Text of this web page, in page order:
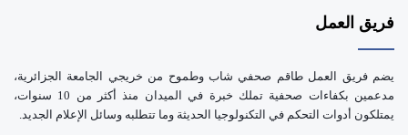
فريق العمل
يضم فريق العمل طاقم صحفي شاب وطموح من خريجي الجامعة الجزائرية،
مدعمين بكفاءات صحفية تملك خبرة في الميدان منذ أكثر من 10 سنوات،
يمتلكون أدوات التحكم في التكنولوجيا الحديثة وما تتطلبه وسائل الإعلام الجديد.